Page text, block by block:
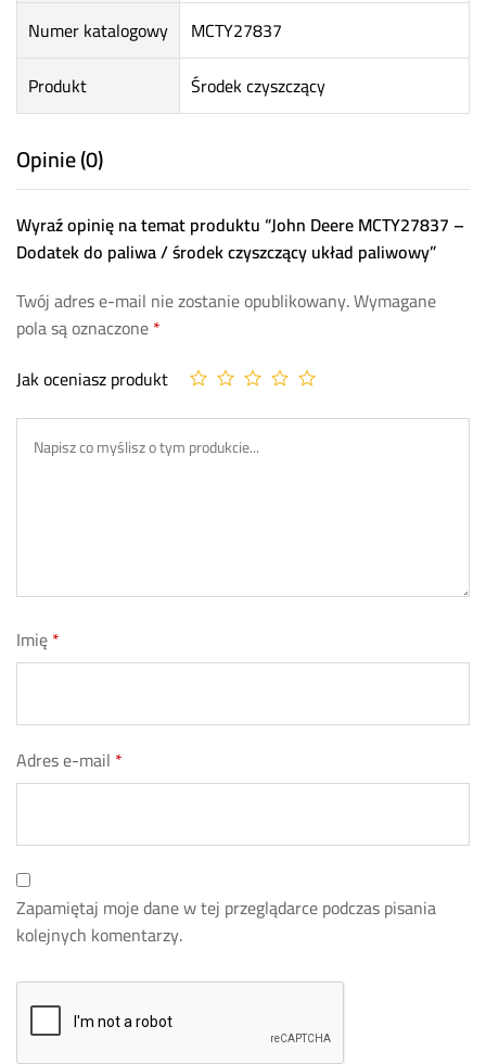
Numer katalogowy
MCTY27837
Produkt
Środek czyszczący
Opinie (0)
Wyraź opinię na temat produktu “John Deere MCTY27837 –
Dodatek do paliwa / środek czyszczący układ paliwowy”
Twój adres e-mail nie zostanie opublikowany.Wymagane
pola są oznaczone*
Jak oceniasz produkt
Imię*
Adres e-mail *
Zapamiętaj moje dane w tej przeglądarce podczas pisania
kolejnych komentarzy.